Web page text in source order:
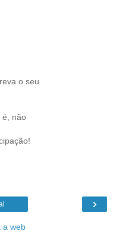
o seu
é, não
›
a web